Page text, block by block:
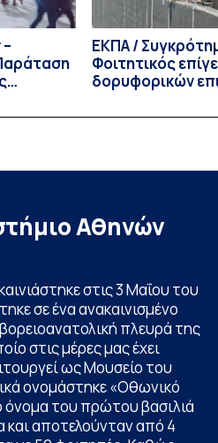
ΕΚΠΑ /
Φοιτητικός
δορυφορικών
Αθηνών
στις 3 Μαΐου του
σε ένα ανακαινισμένο
πλευρά της
στις μέρες μας έχει
ως Μουσείο του
ονομάστηκε «Οθωνικό
όνομα του πρώτου βασιλιά
αποτελούνταν από 4